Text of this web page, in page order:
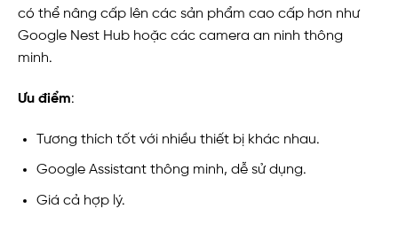
có thể nâng cấp lên các sản phẩm cao cấp hơn như
Google Nest Hub hoặc các camera an ninh thông
minh.
Ưu điểm:
Tương thích tốt với nhiều thiết bị khác nhau.
Google Assistant thông minh, dễ sử dụng.
Giá cả hợp lý.